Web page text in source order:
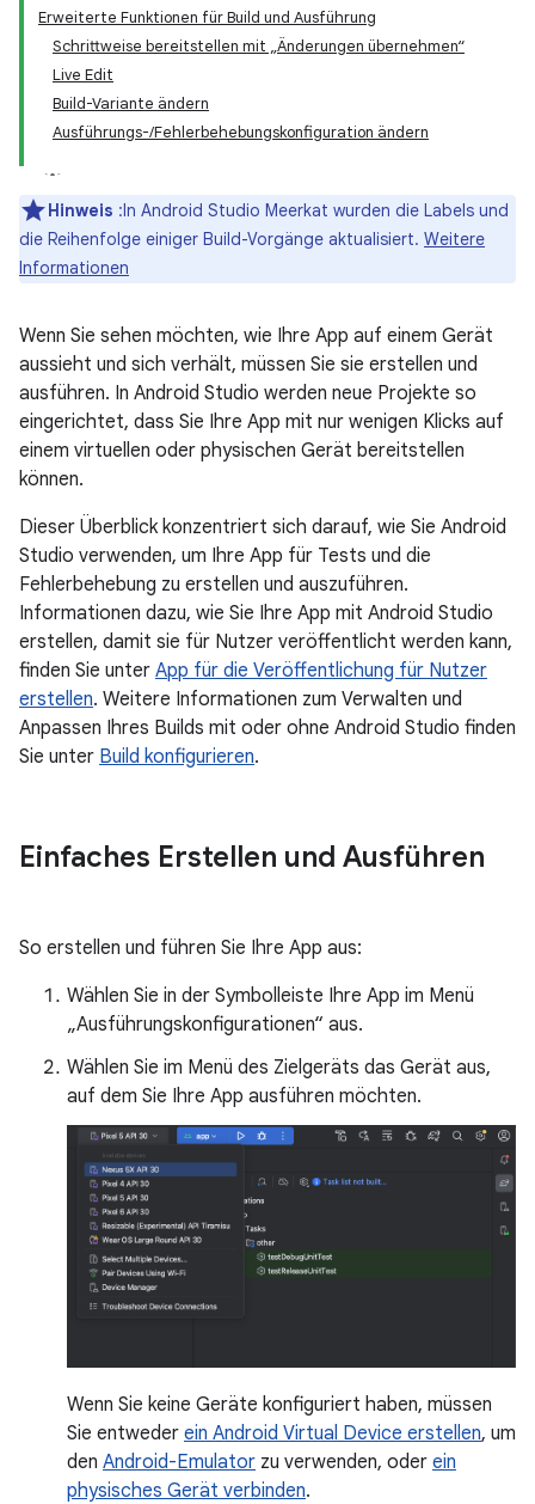
Erweiterte Funktionen für Build und Ausführung
Schrittweise bereitstellen mit „Änderungen übernehmen“
Live Edit
Build-Variante ändern
Ausführungs-/Fehlerbehebungskonfiguration ändern
Hinweis :In Android Studio Meerkat wurden die Labels und
die Reihenfolge einiger Build-Vorgänge aktualisiert. Weitere
Informationen
Wenn Sie sehen möchten, wie Ihre App auf einem Gerät
aussieht und sich verhält, müssen Sie sie erstellen und
ausführen. In Android Studio werden neue Projekte so
eingerichtet, dass Sie Ihre App mit nur wenigen Klicks auf
einem virtuellen oder physischen Gerät bereitstellen
können.
Dieser Überblick konzentriert sich darauf, wie Sie Android
Studio verwenden, um Ihre App für Tests und die
Fehlerbehebung zu erstellen und auszuführen.
Informationen dazu, wie Sie Ihre App mit Android Studio
erstellen, damit sie für Nutzer veröffentlicht werden kann,
finden Sie unter App für die Veröffentlichung für Nutzer
erstellen. Weitere Informationen zum Verwalten und
Anpassen Ihres Builds mit oder ohne Android Studio finden
Sie unter Build konfigurieren.
Einfaches Erstellen und Ausführen
So erstellen und führen Sie Ihre App aus:
Wählen Sie in der Symbolleiste Ihre App im Menü
„Ausführungskonfigurationen“ aus.
Wählen Sie im Menü des Zielgeräts das Gerät aus,
auf dem Sie Ihre App ausführen möchten.
Wenn Sie keine Geräte konfiguriert haben, müssen
Sie entweder ein Android Virtual Device erstellen, um
den Android-Emulator zu verwenden, oder ein
physisches Gerät verbinden.